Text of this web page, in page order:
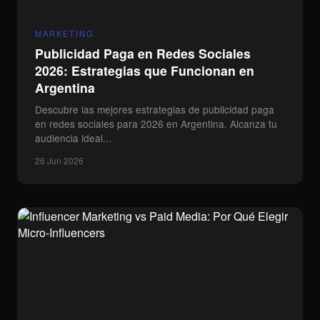
MARKETING
Publicidad Paga en Redes Sociales
2026: Estrategias que Funcionan en
Argentina
Descubre las mejores estrategias de publicidad paga
en redes sociales para 2026 en Argentina. Alcanza tu
audiencia ideal...
26 Jun 2026
Contacto